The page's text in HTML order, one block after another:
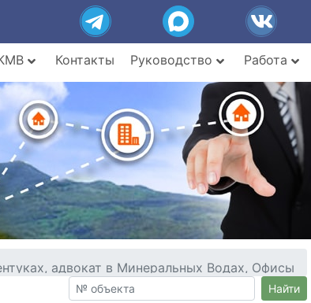
Контакты Руководство Работа
адвокат в Минеральных Водах, Офисы
Найти